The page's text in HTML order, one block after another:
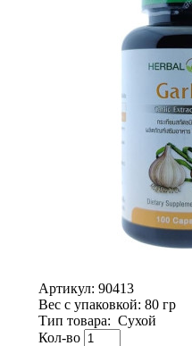
Артикул: 90413
Вес с упаковкой: 80 гр
Тип товара: Сухой
Кол-во